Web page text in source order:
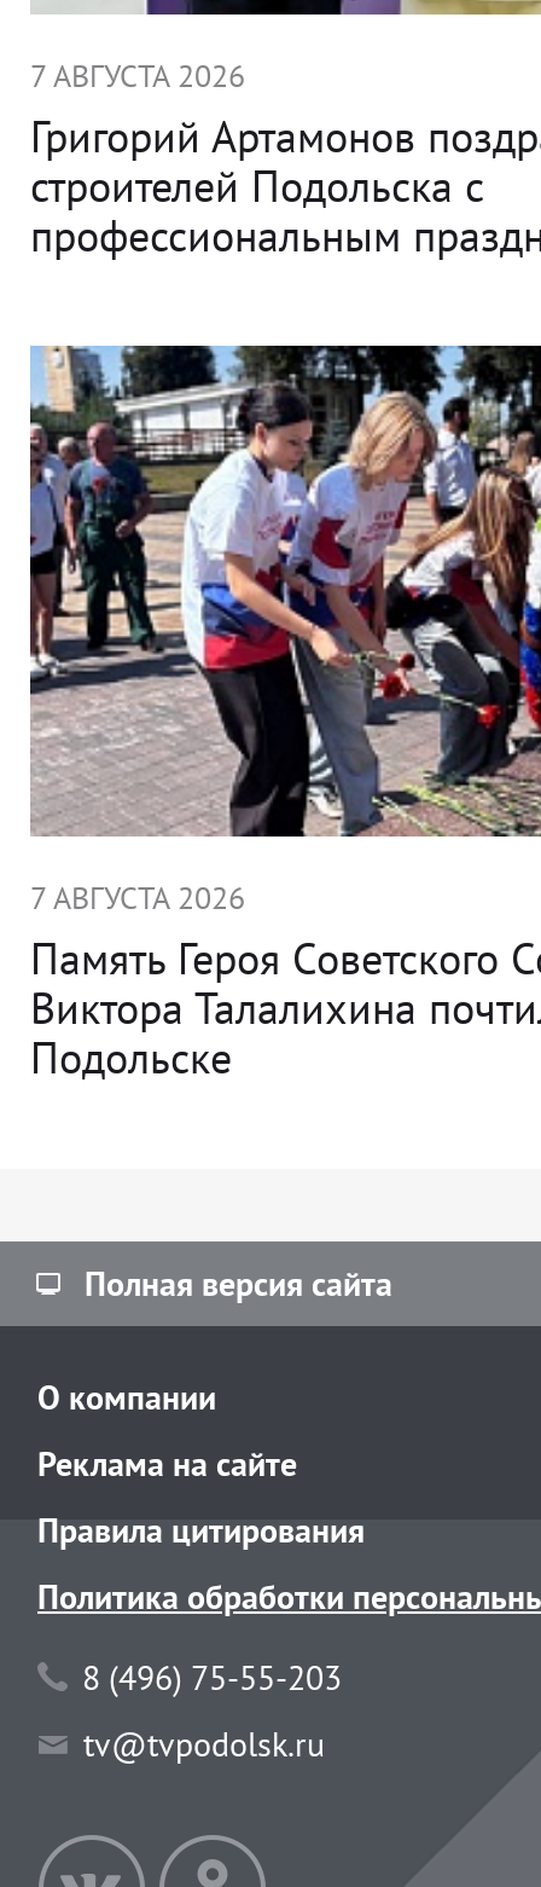
7 АВГУСТА 2026
Григорий Артамонов
строителей Подольска с
профессиональным
7 АВГУСТА 2026
Память Героя Советского
Виктора Талалихина
Подольске
Полная версия сайта
О компании
Реклама на сайте
Правила цитирования
Политика обработки
8 (496) 75-55-203
tv@tvpodolsk.ru